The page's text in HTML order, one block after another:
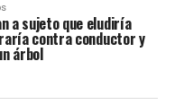
a sujeto que eludiría
contra conductor y
árbol